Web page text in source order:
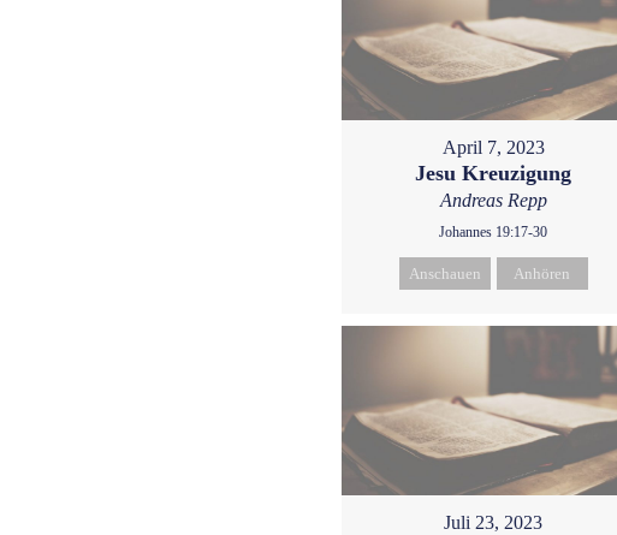
April 7, 2023
Jesu Kreuzigung
Andreas Repp
Johannes 19:17-30
Anschauen Anhören
Juli 23, 2023